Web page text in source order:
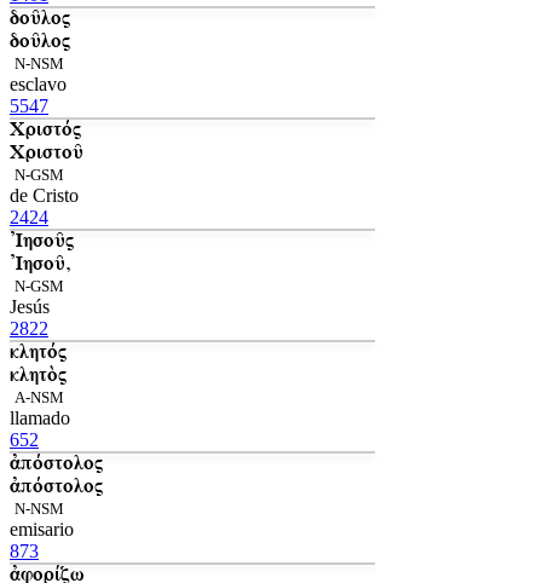
δοῦλος
δοῦλος
N-NSM
esclavo
5547
Χριστός
Χριστοῦ
N-GSM
de Cristo
2424
Ἰησοῦς
Ἰησοῦ,
N-GSM
Jesús
2822
κλητός
κλητὸς
A-NSM
llamado
652
ἀπόστολος
ἀπόστολος
N-NSM
emisario
873
ἀφορίζω